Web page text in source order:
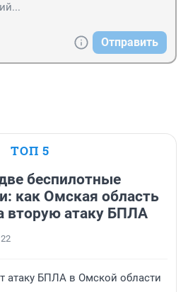
Отправить
ТОП 5
беспилотные
как Омская область
вторую атаку БПЛА
22
атаку БПЛА в Омской области